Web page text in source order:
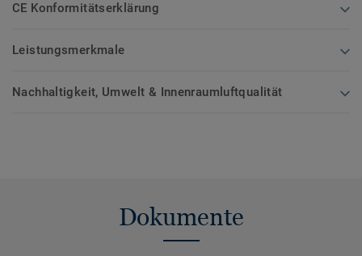
CE Konformitätserklärung
Leistungsmerkmale
Nachhaltigkeit, Umwelt & Innenraumluftqualität
Dokumente